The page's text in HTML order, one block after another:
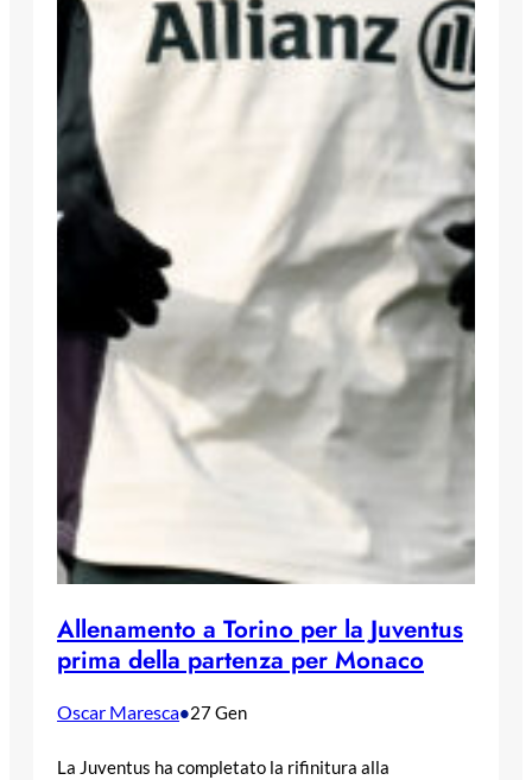
Allenamento a Torino per la Juventus
prima della partenza per Monaco
Oscar Maresca•27 Gen
La Juventus ha completato la rifinitura alla